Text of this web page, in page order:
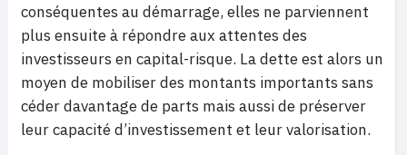
conséquentes au démarrage, elles ne parviennent
plus ensuite à répondre aux attentes des
investisseurs en capital-risque. La dette est alors un
moyen de mobiliser des montants importants sans
céder davantage de parts mais aussi de préserver
leur capacité d’investissement et leur valorisation.